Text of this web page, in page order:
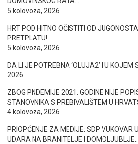
5 kolovoza, 2026
HRT POD HITNO OČISTITI OD
PRETPLATU!
5 kolovoza, 2026
DA LI JE POTREBNA ‘OLUJA2’ I U KOJEM
2026
ZBOG PNDEMIJE 2021. GODINE NIJE
STANOVNIKA S PREBIVALIŠTEM U
4 kolovoza, 2026
PRIOPĆENJE ZA MEDIJE: SDP VUKOVAR
UDARA NA BRANITELJE I DOMOLJUBLJE….